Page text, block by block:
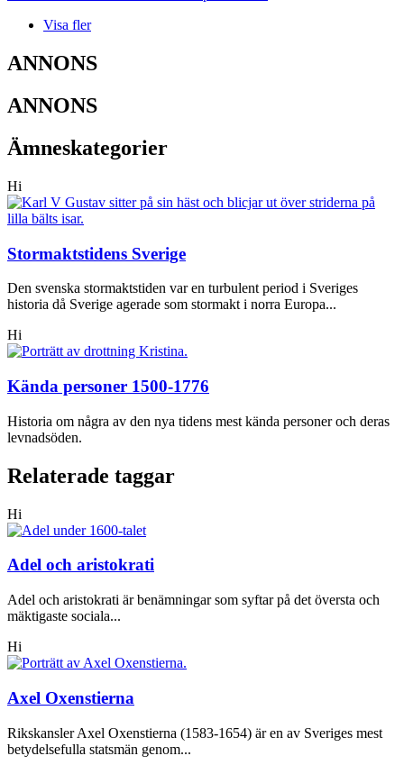
Visa fler
ANNONS
ANNONS
Ämneskategorier
Hi
Stormaktstidens Sverige
Den svenska stormaktstiden var en turbulent period i Sveriges
historia då Sverige agerade som stormakt i norra Europa...
Hi
Kända personer 1500-1776
Historia om några av den nya tidens mest kända personer och deras
levnadsöden.
Relaterade taggar
Hi
Adel och aristokrati
Adel och aristokrati är benämningar som syftar på det översta och
mäktigaste sociala...
Hi
Axel Oxenstierna
Rikskansler Axel Oxenstierna (1583-1654) är en av Sveriges mest
betydelsefulla statsmän genom...